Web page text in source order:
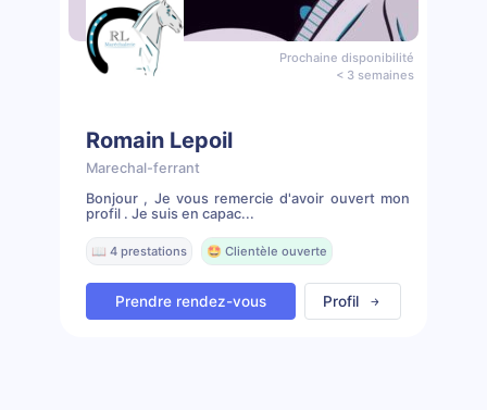
Prochaine disponibilité
< 3 semaines
Romain Lepoil
Marechal-ferrant
Bonjour , Je vous remercie d'avoir ouvert mon
profil . Je suis en capac...
📖 4 prestations 🤩 Clientèle ouverte
Prendre rendez-vous Profil